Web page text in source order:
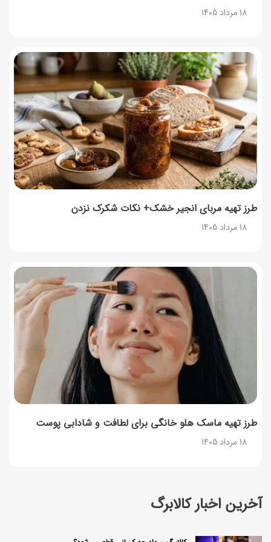
آخرین اخبار کالابرگ
18 مرداد 1405
طرز تهیه مربای انجیر خشک+ نکات شکرک نزدن
18 مرداد 1405
طرز تهیه ماسک هلو خانگی برای لطافت و شادابی پوست
18 مرداد 1405